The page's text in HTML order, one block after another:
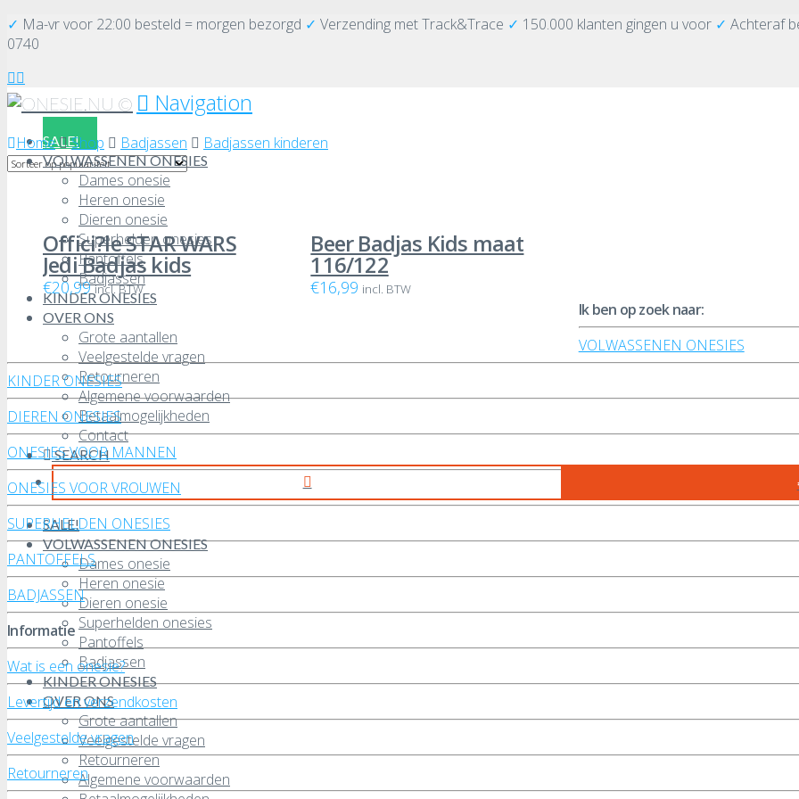
✓ Ma-vr voor 22:00 besteld = morgen bezorgd ✓ Verzending met Track&Trace ✓ 150.000 klanten gingen u voor ✓ Achteraf
0740
Navigation
SALE!
VOLWASSENEN ONESIES
Dames onesie
Heren onesie
Dieren onesie
Superhelden onesies
Pantoffels
Badjassen
KINDER ONESIES
OVER ONS
Grote aantallen
Veelgestelde vragen
Retourneren
Algemene voorwaarden
Betaalmogelijkheden
Contact
SEARCH
SALE!
VOLWASSENEN ONESIES
Dames onesie
Heren onesie
Dieren onesie
Superhelden onesies
Pantoffels
Badjassen
KINDER ONESIES
OVER ONS
Grote aantallen
Veelgestelde vragen
Retourneren
Algemene voorwaarden
Home Shop Badjassen Badjassen kinderen
Offici?le STAR WARS
Jedi Badjas kids
€20,99 incl. BTW
Beer Badjas Kids maat
116/122
€16,99 incl. BTW
Ik ben op zoek naar:
VOLWASSENEN ONESIES
KINDER ONESIES
DIEREN ONESIES
ONESIES VOOR MANNEN
ONESIES VOOR VROUWEN
SUPERHELDEN ONESIES
PANTOFFELS
BADJASSEN
Informatie
Wat is een onesie?
Levertijd en verzendkosten
Veelgestelde vragen
Retourneren